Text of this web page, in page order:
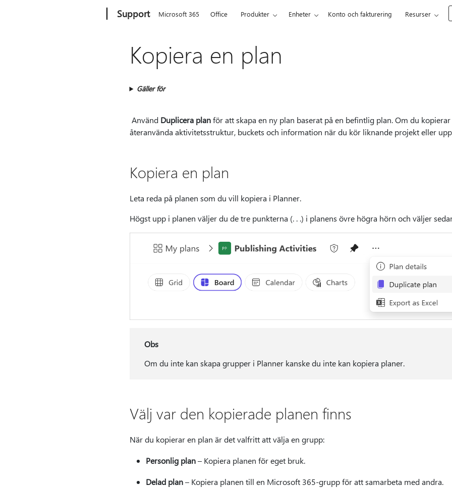
Support Microsoft 365 Office Produkter Enheter Konto och fakturering Resurser
Kopiera en plan
Gäller för
Använd Duplicera planför att skapa en ny plan baserat på en befintlig plan. Om du
återanvända aktivitetsstruktur, buckets och information när du kör liknande projekt eller
Kopiera en plan
Leta reda på planen som du vill kopiera i Planner.
Högst upp i planen väljer du de tre punkterna (. . .) i planens övre högra hörn och väljer
Obs
Om du inte kan skapa grupper i Planner kanske du inte kan kopiera planer.
Välj var den kopierade planen finns
När du kopierar en plan är det valfritt att välja en grupp:
Personlig plan– Kopiera planen för eget bruk.
Delad plan– Kopiera planen till en Microsoft 365-grupp för att samarbeta med andra.